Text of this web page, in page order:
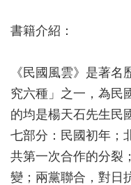
書籍介紹：
《民國風雲》是著
究六種」之一，為民
的均是楊天石先生民
七部分：民國初年；
共第一次合作的分裂
變；兩黨聯合，對日